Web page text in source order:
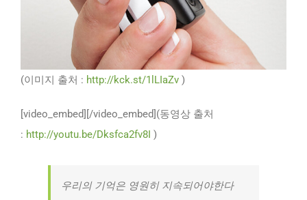
(이미지 출처 : http://kck.st/1lLIaZv )
[video_embed][/video_embed](동영상 출처
: http://youtu.be/Dksfca2fv8I )
우리의 기억은 영원히 지속되어야한다